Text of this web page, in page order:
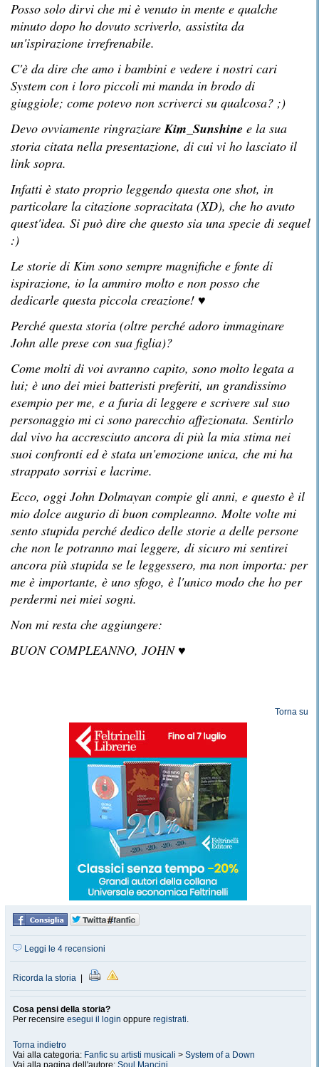
Posso solo dirvi che mi è venuto in mente e qualche
minuto dopo ho dovuto scriverlo, assistita da
un'ispirazione irrefrenabile.
C'è da dire che amo i bambini e vedere i nostri cari
System con i loro piccoli mi manda in brodo di
giuggiole; come potevo non scriverci su qualcosa? ;)
Devo ovviamente ringraziareKim_Sunshine e la sua
storia citata nella presentazione, di cui vi ho lasciato il
link sopra.
Infatti è stato proprio leggendo questa one shot, in
particolare la citazione sopracitata (XD), che ho avuto
quest'idea. Si può dire che questo sia una specie di sequel
:)
Le storie di Kim sono sempre magnifiche e fonte di
ispirazione, io la ammiro molto e non posso che
dedicarle questa piccola creazione! ♥
Perché questa storia (oltre perché adoro immaginare
John alle prese con sua figlia)?
Come molti di voi avranno capito, sono molto legata a
lui; è uno dei miei batteristi preferiti, un grandissimo
esempio per me, e a furia di leggere e scrivere sul suo
personaggio mi ci sono parecchio affezionata. Sentirlo
dal vivo ha accresciuto ancora di più la mia stima nei
suoi confronti ed è stata un'emozione unica, che mi ha
strappato sorrisi e lacrime.
Ecco, oggi John Dolmayan compie gli anni, e questo è il
mio dolce augurio di buon compleanno. Molte volte mi
sento stupida perché dedico delle storie a delle persone
che non le potranno mai leggere, di sicuro mi sentirei
ancora più stupida se le leggessero, ma non importa: per
me è importante, è uno sfogo, è l'unico modo che ho per
perdermi nei miei sogni.
Non mi resta che aggiungere:
BUON COMPLEANNO, JOHN ♥
Torna su
Leggi le 4 recensioni
Ricorda la storia
Cosa pensi della storia?
Per recensire esegui il login oppure registrati.
Torna indietro
Vai alla categoria: Fanfic su artisti musicali > System of a Down
Vai alla pagina dell'autore: Soul Mancini